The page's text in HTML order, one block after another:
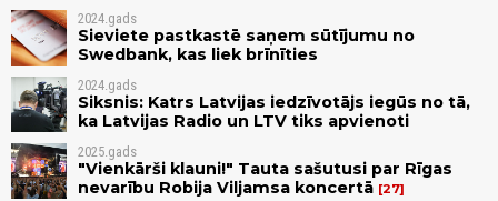
2024.gads
Sieviete pastkastē saņem sūtījumu no
Swedbank, kas liek brīnīties
2024.gads
Siksnis: Katrs Latvijas iedzīvotājs iegūs no tā,
ka Latvijas Radio un LTV tiks apvienoti
2025.gads
"Vienkārši klauni!" Tauta sašutusi par Rīgas
nevarību Robija Viljamsa koncertā 27